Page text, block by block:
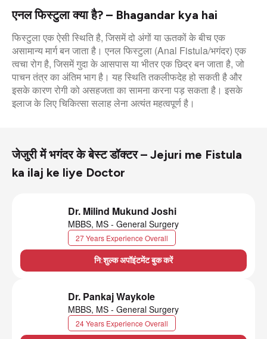
एनल फिस्टुला क्या है? – Bhagandar kya hai
फिस्टुला एक ऐसी स्थिति है, जिसमें दो अंगों या ऊतकों के बीच एक
असामान्य मार्ग बन जाता है। एनल फिस्टुला (Anal Fistula/भगंदर) एक
त्वचा रोग है, जिसमें गुदा के आसपास या भीतर एक छिद्र बन जाता है, जो
पाचन तंत्र का अंतिम भाग है। यह स्थिति तकलीफदेह हो सकती है और
इसके कारण रोगी को असहजता का सामना करना पड़ सकता है। इसके
इलाज के लिए चिकित्सा सलाह लेना अत्यंत महत्वपूर्ण है।
जेजुरी में भगंदर के बेस्ट डॉक्टर – Jejuri me Fistula
ka ilaj ke liye Doctor
Dr. Milind Mukund Joshi
MBBS, MS - General Surgery
27 Years Experience Overall
नि:शुल्क अपॉइंटमेंट बुक करें
Dr. Pankaj Waykole
MBBS, MS - General Surgery
24 Years Experience Overall